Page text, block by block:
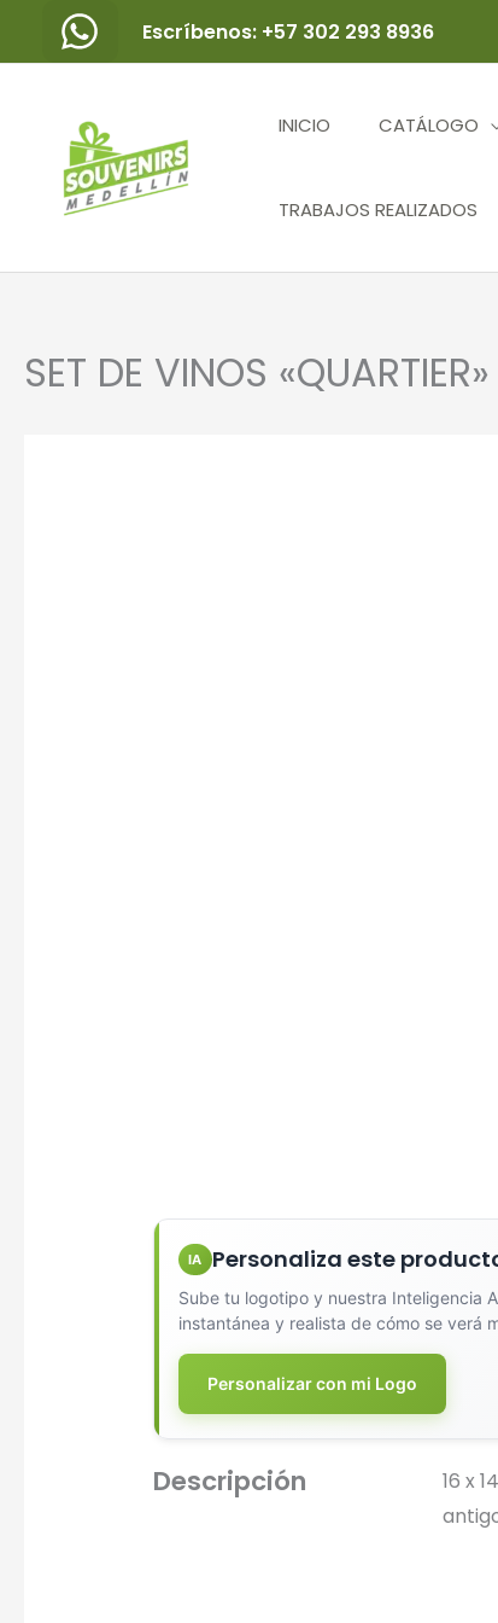
Escríbenos: +57 302 293 8936
INICIO CATÁLOGO
TRABAJOS REALIZADOS
SET DE VINOS «QUARTIER»
IA Personaliza este
Sube tu logotipo y nuestra Inteligencia
instantánea y realista de cómo se verá
Personalizar con mi Logo
Descripción
16 x